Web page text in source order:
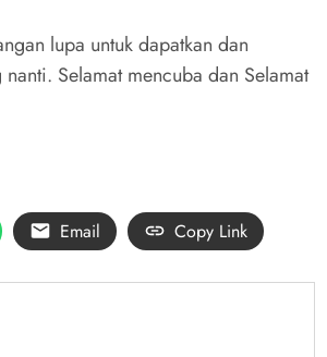
lupa untuk dapatkan dan
Selamat mencuba dan Selamat
Email Copy Link